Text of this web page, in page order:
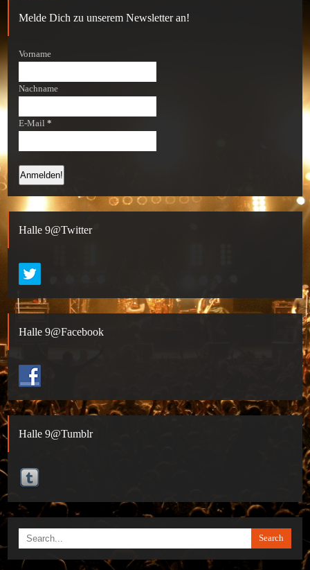
Melde Dich zu unserem Newsletter an!
Vorname
Nachname
E-Mail *
Halle 9@Twitter
Halle 9@Facebook
Halle 9@Tumblr
Search